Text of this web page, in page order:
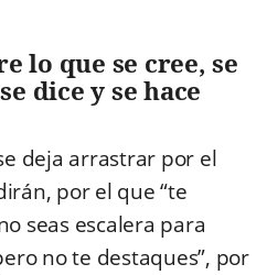
lo que se cree, se
dice y se hace
deja arrastrar por el
por el que “te
seas escalera para
no te destaques”, por